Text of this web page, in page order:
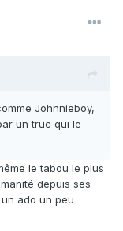
Johnnieboy,
un truc qui le
le tabou le plus
depuis ses
ado un peu